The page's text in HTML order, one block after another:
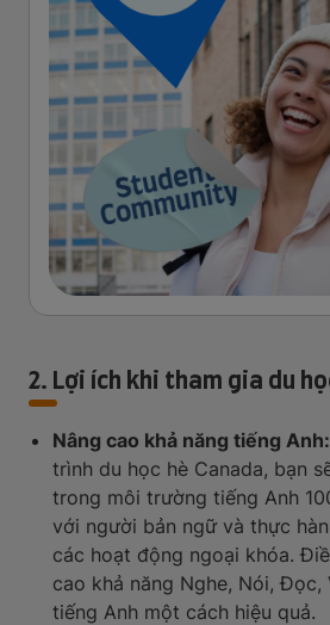
2. Lợi ích khi tham gia du
Nâng cao khả năng tiếng Anh:
trình du học hè Canada, bạn
trong môi trường tiếng Anh
với người bản ngữ và thực
các hoạt động ngoại khóa.
cao khả năng Nghe, Nói,
tiếng Anh một cách hiệu quả.